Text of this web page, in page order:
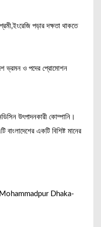
পড়ার দক্ষতা থাকতে
ভ্রমন ও পদের প্রোমোশন
উৎপাদনকারী কোম্পানি।
একটি বিশিষ্ট মানের
Dhaka-